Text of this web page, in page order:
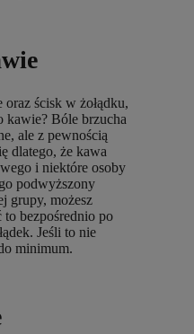
oraz ścisk w żołądku,
kawie? Bóle brzucha
ale z pewnością
dlatego, że kawa
i niektóre osoby
podwyższony
grupy, możesz
bezpośrednio po
Jeśli to nie
minimum.